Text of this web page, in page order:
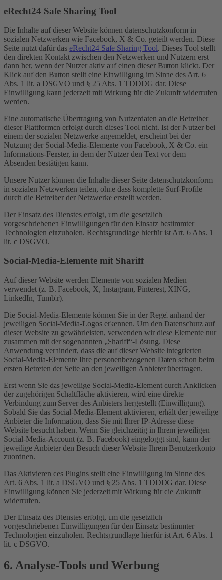
eRecht24 Safe Sharing Tool
Die Inhalte auf dieser Website können datenschutzkonform in
sozialen Netzwerken wie Facebook, X & Co. geteilt werden. Diese
Seite nutzt dafür das eRecht24 Safe Sharing Tool. Dieses Tool stellt
den direkten Kontakt zwischen den Netzwerken und Nutzern erst
dann her, wenn der Nutzer aktiv auf einen dieser Button klickt. Der
Klick auf den Button stellt eine Einwilligung im Sinne des Art. 6
Abs. 1 lit. a DSGVO und § 25 Abs. 1 TDDDG dar. Diese
Einwilligung kann jederzeit mit Wirkung für die Zukunft widerrufen
werden.
Eine automatische Übertragung von Nutzerdaten an die Betreiber
dieser Plattformen erfolgt durch dieses Tool nicht. Ist der Nutzer bei
einem der sozialen Netzwerke angemeldet, erscheint bei der
Nutzung der Social-Media-Elemente von Facebook, X & Co. ein
Informations-Fenster, in dem der Nutzer den Text vor dem
Absenden bestätigen kann.
Unsere Nutzer können die Inhalte dieser Seite datenschutzkonform
in sozialen Netzwerken teilen, ohne dass komplette Surf-Profile
durch die Betreiber der Netzwerke erstellt werden.
Der Einsatz des Dienstes erfolgt, um die gesetzlich
vorgeschriebenen Einwilligungen für den Einsatz bestimmter
Technologien einzuholen. Rechtsgrundlage hierfür ist Art. 6 Abs. 1
lit. c DSGVO.
Social-Media-Elemente mit Shariff
Auf dieser Website werden Elemente von sozialen Medien
verwendet (z. B. Facebook, X, Instagram, Pinterest, XING,
LinkedIn, Tumblr).
Die Social-Media-Elemente können Sie in der Regel anhand der
jeweiligen Social-Media-Logos erkennen. Um den Datenschutz auf
dieser Website zu gewährleisten, verwenden wir diese Elemente nur
zusammen mit der sogenannten „Shariff“-Lösung. Diese
Anwendung verhindert, dass die auf dieser Website integrierten
Social-Media-Elemente Ihre personenbezogenen Daten schon beim
ersten Betreten der Seite an den jeweiligen Anbieter übertragen.
Erst wenn Sie das jeweilige Social-Media-Element durch Anklicken
der zugehörigen Schaltfläche aktivieren, wird eine direkte
Verbindung zum Server des Anbieters hergestellt (Einwilligung).
Sobald Sie das Social-Media-Element aktivieren, erhält der jeweilige
Anbieter die Information, dass Sie mit Ihrer IP-Adresse diese
Website besucht haben. Wenn Sie gleichzeitig in Ihrem jeweiligen
Social-Media-Account (z. B. Facebook) eingeloggt sind, kann der
jeweilige Anbieter den Besuch dieser Website Ihrem Benutzerkonto
zuordnen.
Das Aktivieren des Plugins stellt eine Einwilligung im Sinne des
Art. 6 Abs. 1 lit. a DSGVO und § 25 Abs. 1 TDDDG dar. Diese
Einwilligung können Sie jederzeit mit Wirkung für die Zukunft
widerrufen.
Der Einsatz des Dienstes erfolgt, um die gesetzlich
vorgeschriebenen Einwilligungen für den Einsatz bestimmter
Technologien einzuholen. Rechtsgrundlage hierfür ist Art. 6 Abs. 1
lit. c DSGVO.
6. Analyse-Tools und Werbung